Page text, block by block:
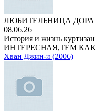
ЛЮБИТЕЛЬНИЦА
08.06.26
История и жизнь
ИНТЕРЕСНАЯ,ТЕМ
Хван Джин-и (2006)